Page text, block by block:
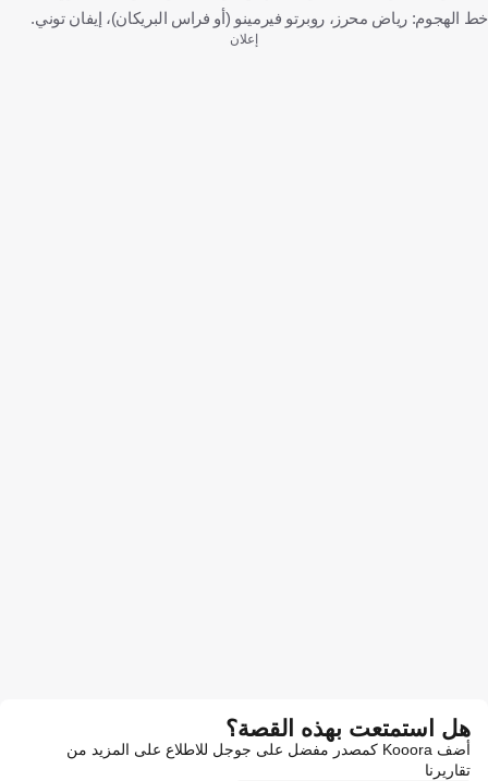
خط الهجوم: رياض محرز، روبرتو فيرمينو (أو فراس البريكان)، إيفان توني.
إعلان
هل استمتعت بهذه القصة؟
أضف Kooora كمصدر مفضل على جوجل للاطلاع على المزيد من
تقاريرنا